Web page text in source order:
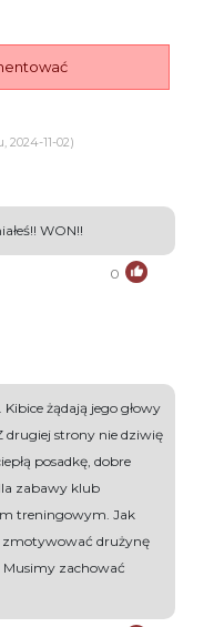
11-02)
WON!!
0
żądają jego głowy
drugiej strony nie dziwię
posadkę, dobre
zabawy klub
treningowym. Jak
zmotywować drużynę
Musimy zachować